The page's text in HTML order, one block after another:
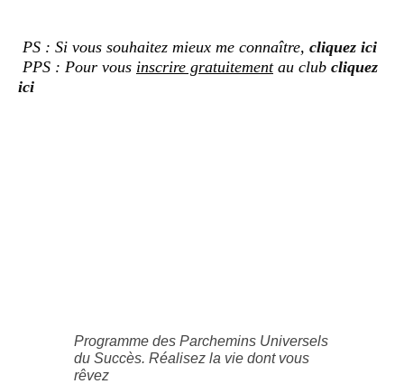
PS : Si vous souhaitez mieux me connaître, cliquez ici
PPS : Pour vous inscrire gratuitementau club cliquez
ici
Programme des Parchemins Universels
du Succès. Réalisez la vie dont vous
rêvez